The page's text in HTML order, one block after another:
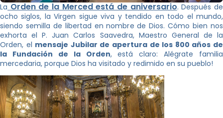
La Orden de la Merced está de aniversario. Después de
ocho siglos, la Virgen sigue viva y tendido en todo el mundo,
siendo semilla de libertad en nombre de Dios. Cómo bien nos
exhorta el P. Juan Carlos Saavedra, Maestro General de la
Orden, el mensaje Jubilar de apertura de los 800 años de
la Fundación de la Orden, está claro: Alégrate familia
mercedaria, porque Dios ha visitado y redimido en su pueblo!